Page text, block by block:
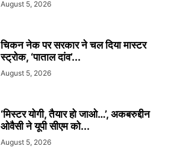
August 5, 2026
चिकन नेक पर सरकार ने चल दिया मास्टर
स्ट्रोक, ‘पाताल दांव’...
August 5, 2026
‘मिस्टर योगी, तैयार हो जाओ…’, अकबरुद्दीन
ओवैसी ने यूपी सीएम को...
August 5, 2026